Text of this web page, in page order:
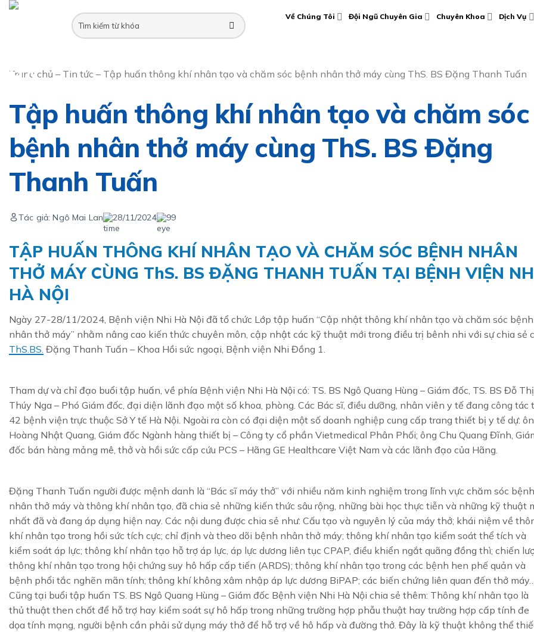
Skip
Về Chúng Tôi Đội Ngũ Chuyên Gia Chuyên Khoa Dịch Vụ
Trang chủ – Tin tức – Tập huấn thông khí nhân tạo và chăm sóc bệnh nhân thở máy cùng ThS. BS Đặng Thanh Tuấn
Tập huấn thông khí nhân tạo và chăm sóc
bệnh nhân thở máy cùng ThS. BS Đặng
Thanh Tuấn
Tác giả: Ngô Mai Lan 28/11/2024 99
TẬP HUẤN THÔNG KHÍ NHÂN TẠO VÀ CHĂM SÓC BỆNH NHÂN
THỞ MÁY CÙNG ThS. BS ĐẶNG THANH TUẤN TẠI BỆNH VIỆN
HÀ NỘI
Ngày 27-28/11/2024, Bệnh viện Nhi Hà Nội đã tổ chức Lớp tập huấn “Cập nhật thông khí nhân tạo và chăm sóc bệnh
nhân thở máy” nhằm nâng cao kiến thức chuyên môn, cập nhật các kỹ thuật mới trong điều trị bênh nhi với sự chia sẻ
ThS.BS. Đặng Thanh Tuấn – Khoa Hồi sức ngoại, Bệnh viện Nhi Đồng 1.
Tham dự và chỉ đạo buổi tập huấn, về phía Bệnh viện Nhi Hà Nội có: TS. BS Ngô Quang Hùng – Giám đốc, TS. BS Đỗ Thị
Thúy Nga – Phó Giám đốc, đại diện lãnh đạo một số khoa, phòng. Các Bác sĩ, điều dưỡng, nhân viên y tế đang công tác
42 bệnh viện trực thuộc Sở Y tế Hà Nội. Ngoài ra còn có đại diện một số doanh nghiệp cung cấp trang thiết bị y tế dự:
Hoàng Nhật Quang, Giám đốc Ngành hàng thiết bị – Công ty cổ phần Vietmedical Phân Phối; ông Chu Quang Đĩnh,
đốc bán hàng mảng mê, thở và hồi sức cấp cứu PCS – Hãng GE Healthcare Việt Nam và các lãnh đạo của Hãng.
Đặng Thanh Tuấn người được mệnh danh là “Bác sĩ máy thở” với nhiều năm kinh nghiệm trong lĩnh vực chăm sóc bệnh
nhân thở máy và thông khí nhân tạo, đã chia sẻ những kiến thức sâu rộng, những bài học thực tiễn và những kỹ thuật
nhất đã và đang áp dụng hiện nay. Các nội dung được chia sẻ như: Cấu tạo và nguyên lý của máy thở; khái niệm về
khí nhân tạo trong hồi sức tích cực; chỉ định và theo dõi bệnh nhân thở máy; thông khí nhân tạo kiểm soát thể tích và
kiểm soát áp lực; thông khí nhân tạo hỗ trợ áp lực, áp lực dương liên tục CPAP, điều khiển ngắt quãng đồng thì; chiến
thông khí nhân tạo trong hội chứng suy hô hấp cấp tiến (ARDS); thông khí nhân tạo trong các bệnh hen phế quản và
bệnh phổi tắc nghẽn mãn tính; thông khí không xâm nhập áp lực dương BiPAP; các biến chứng liên quan đến thở
Cũng tại buổi tập huấn TS. BS Ngô Quang Hùng – Giám đốc Bệnh viện Nhi Hà Nội chia sẻ thêm: Thông khí nhân tạo là
thủ thuật then chốt để hỗ trợ hay kiểm soát sự hô hấp trong những trường hợp phẫu thuật hay trường hợp cấp tính đe
dọa tính mạng, người bệnh cần phải sử dụng máy thở để hỗ trợ về hô hấp và đường thở. Đây là kỹ thuật không thể